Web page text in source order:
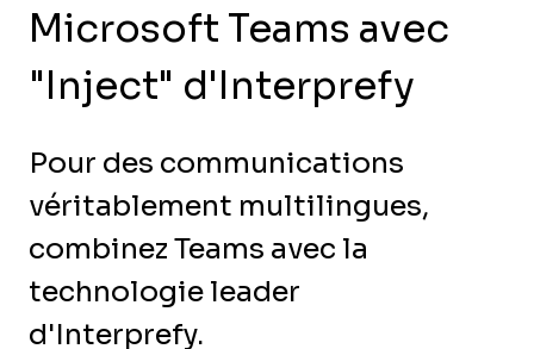
Microsoft Teams avec
"Inject" d'Interprefy
Pour des communications
véritablement multilingues,
combinez Teams avec la
technologie leader
d'Interprefy.